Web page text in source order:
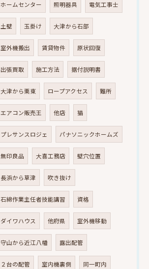
ホームセンター 照明器具 電気工事士
土壁 玉掛け 大津から石部
室外機搬出 賃貸物件 原状回復
出張買取 施工方法 据付説明書
大津から栗東 ロープアクセス 難所
エアコン販売王 他店 猫
プレサンスロジェ パナソニックホームズ
無印良品 大喜工務店 壁穴位置
長浜から草津 吹き抜け
石綿作業主任者技能講習 資格
ダイワハウス 他府県 室外機移動
守山から近江八幡 露出配管
２台の配管 室内機裏側 同一町内